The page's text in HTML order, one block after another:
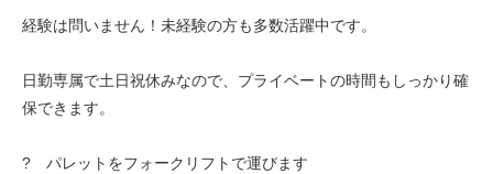
経験は問いません！未経験の方も多数活躍中です。
日勤専属で土日祝休みなので、プライベートの時間もしっかり確
保できます。
? パレットをフォークリフトで運びます